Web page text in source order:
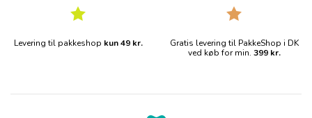
Levering til pakkeshop kun 49 kr.
Gratis levering til PakkeShop i DK
ved køb for min. 399 kr.